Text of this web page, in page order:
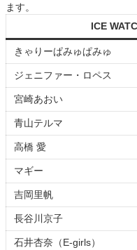
ます。
ICE
きゃりーぱみゅぱみゅ
ジェニファー・ロペス
宮崎あおい
青山テルマ
高橋 愛
マギー
吉岡里帆
長谷川京子
石井杏奈（E-girls）